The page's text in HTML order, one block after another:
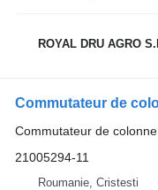
ROYAL DRU AGRO
Commutateur de
21005294-11
Roumanie, Cristesti